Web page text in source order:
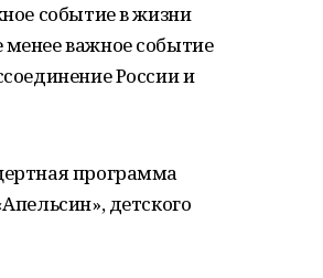
событие в жизни
важное событие
России и
программа
детского